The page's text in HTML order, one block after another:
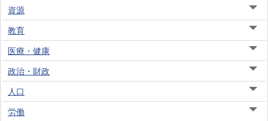
資源
教育
医療・健康
政治・財政
人口
労働